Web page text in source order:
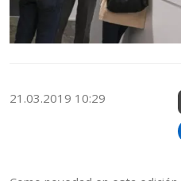
21.03.2019 10:29